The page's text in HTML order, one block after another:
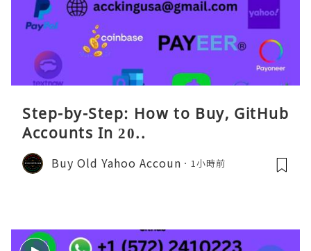
Step-by-Step: How to Buy, GitHub
Accounts In 20..
Buy Old Yahoo Accoun 1小時前